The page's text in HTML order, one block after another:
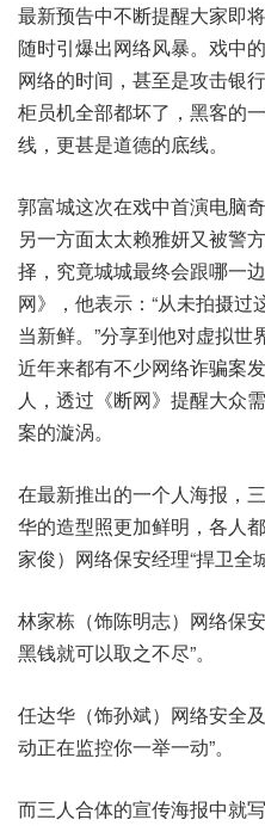
最新预告中不断提醒大家即
随时引爆出网络风暴。戏中
网络的时间，甚至是攻击银
柜员机全部都坏了，黑客的
线，更甚是道德的底线。
郭富城这次在戏中首演电脑
另一方面太太赖雅妍又被警
择，究竟城城最终会跟哪一
网》，他表示：“从未拍摄
当新鲜。”分享到他对虚拟
近年来都有不少网络诈骗案
人，透过《断网》提醒大众
案的漩涡。
在最新推出的一个人海报，
华的造型照更加鲜明，各人
家俊）网络保安经理“捍卫全
林家栋（饰陈明志）网络保
黑钱就可以取之不尽”。
任达华（饰孙斌）网络安全
动正在监控你一举一动”。
而三人合体的宣传海报中就